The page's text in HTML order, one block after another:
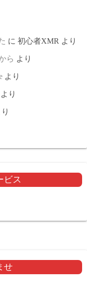
に 初心者XMR より
ら より
より
より
ビス
せ